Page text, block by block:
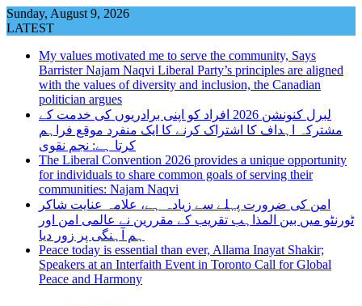
Skip
to
Sunday, August 9, 2026
LATEST
My values motivated me to serve the community, Says
Barrister Najam Naqvi Liberal Party’s principles are aligned
with the values of diversity and inclusion, the Canadian
politician argues
لبرل کنونشن 2026 افراد کو اپنی برادریوں کی خدمت کے
مشترکہ اہداف کا اشتراک کرنے کا ایک منفرد موقع فراہم
کرتا ہے: نجم نقوی
The Liberal Convention 2026 provides a unique opportunity
for individuals to share common goals of serving their
communities: Najam Naqvi
امن کی ضرورت پہلے سے زیادہ ہے، علامہ عنایت شاکر
ٹورنٹو میں بین المذاہب تقریب کے مقررین نے عالمی امن اور
ہم آہنگی پر زور دیا
Peace today is essential than ever, Allama Inayat Shakir;
Speakers at an Interfaith Event in Toronto Call for Global
Peace and Harmony